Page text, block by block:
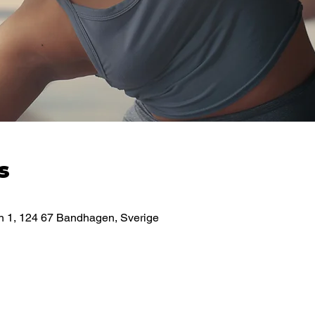
1, 124 67 Bandhagen, Sverige